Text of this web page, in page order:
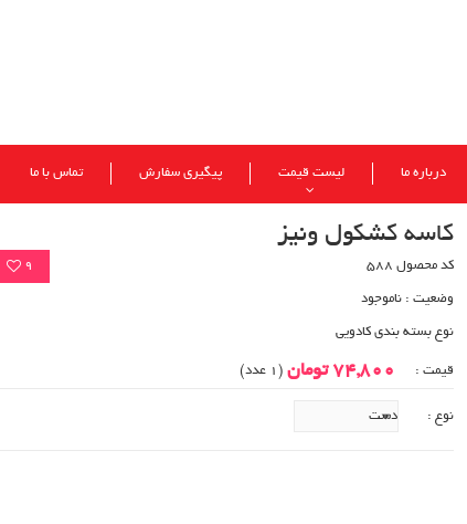
درباره ما لیست قیمت پیگیری سفارش تماس با ما
کاسه کشکول ونیز
9 کد محصول 588
وضعیت : ناموجود
نوع بسته بندی کادویی
قیمت : 74,800 تومان (1 عدد)
نوع :